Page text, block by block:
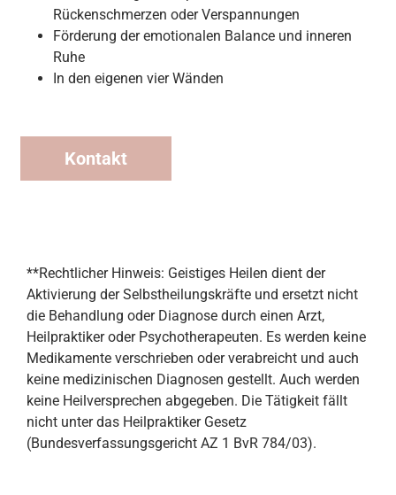
Rückenschmerzen oder Verspannungen
Förderung der emotionalen Balance und inneren
Ruhe
In den eigenen vier Wänden
Kontakt
**Rechtlicher Hinweis: Geistiges Heilen dient der
Aktivierung der Selbstheilungskräfte und ersetzt nicht
die Behandlung oder Diagnose durch einen Arzt,
Heilpraktiker oder Psychotherapeuten. Es werden keine
Medikamente verschrieben oder verabreicht und auch
keine medizinischen Diagnosen gestellt. Auch werden
keine Heilversprechen abgegeben. Die Tätigkeit fällt
nicht unter das Heilpraktiker Gesetz
(Bundesverfassungsgericht AZ 1 BvR 784/03).